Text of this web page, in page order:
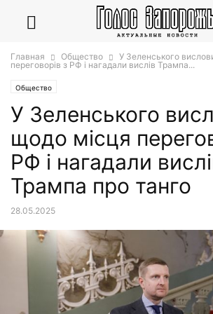
Главная Общество
У Зеленського
переговорів з РФ і нагадали вислів Трампа...
Общество
У Зеленського
щодо місця
РФ і нагадали
Трампа про танго
28.05.2025